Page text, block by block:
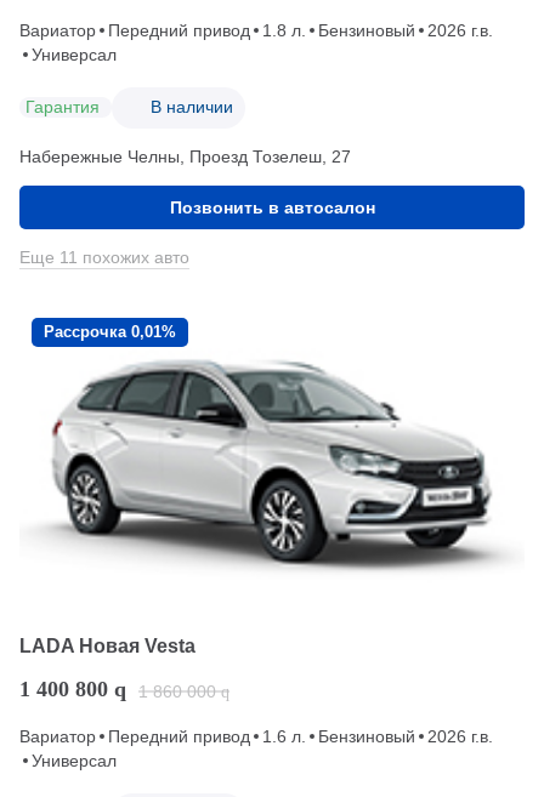
Вариатор Передний привод 1.8 л. Бензиновый
2026 г.в.
Универсал
Гарантия В наличии
Набережные Челны, Проезд ​Тозелеш, 27
Позвонить в автосалон
Еще 11 похожих авто
Рассрочка 0,01%
LADA Новая Vesta
1 400 800 q 1 860 000 q
Вариатор Передний привод 1.6 л. Бензиновый
2026 г.в.
Универсал